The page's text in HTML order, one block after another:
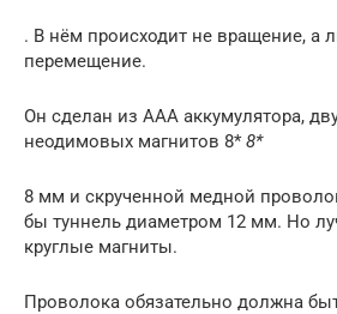
. В нём происходит не вращение, а
перемещение.
Он сделан из AAA аккумулятора,
неодимовых магнитов 8* 8*
8 мм и скрученной медной
бы туннель диаметром 12 мм. Но
круглые магниты.
Проволока обязательно должна